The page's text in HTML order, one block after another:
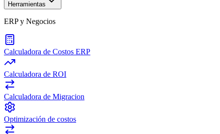
Herramientas
ERP y Negocios
Calculadora de Costos ERP
Calculadora de ROI
Calculadora de Migracion
Optimización de costos